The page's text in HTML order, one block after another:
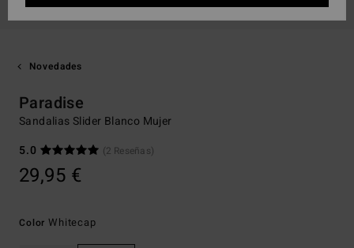
Novedades
Paradise
Sandalias Slider Blanco Mujer
5.0
(2 Reseñas)
29,95 €
ColorWhitecap